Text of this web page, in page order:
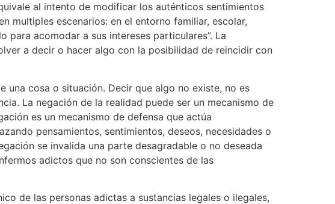
al intento de modificar los auténticos sentimientos
multiples escenarios: en el entorno familiar, escolar,
acomodar a sus intereses particulares”. La
a decir o hacer algo con la posibilidad de reincidir con
una cosa o situación. Decir que algo no existe, no es
La negación de la realidad puede ser un mecanismo de
es un mecanismo de defensa que actúa
pensamientos, sentimientos, deseos, necesidades o
se invalida una parte desagradable o no deseada
adictos que no son conscientes de las
de las personas adictas a sustancias legales o ilegales,